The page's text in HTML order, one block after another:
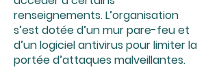
renseignements. L’organisation
s’est dotée d’un mur pare-feu et
d’un logiciel antivirus pour limiter la
portée d’attaques malveillantes.